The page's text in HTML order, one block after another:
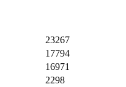
23267
17794
16971
2298